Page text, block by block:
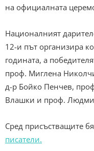
на официалната
Националният
12-и път организира
годината, а
проф. Миглена
д-р Бойко Пенчев,
Влашки и проф.
Сред присъстващите
писатели.